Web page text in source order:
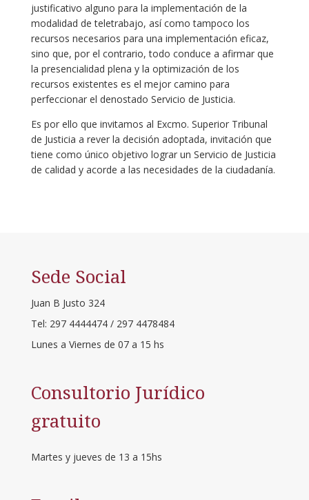
justificativo alguno para la implementación de la
modalidad de teletrabajo, así como tampoco los
recursos necesarios para una implementación eficaz,
sino que, por el contrario, todo conduce a afirmar que
la presencialidad plena y la optimización de los
recursos existentes es el mejor camino para
perfeccionar el denostado Servicio de Justicia.
Es por ello que invitamos al Excmo. Superior Tribunal
de Justicia a rever la decisión adoptada, invitación que
tiene como único objetivo lograr un Servicio de Justicia
de calidad y acorde a las necesidades de la ciudadanía.
Sede Social
Juan B Justo 324
Tel: 297 4444474 / 297 4478484
Lunes a Viernes de 07 a 15 hs
Consultorio Jurídico
gratuito
Martes y jueves de 13 a 15hs